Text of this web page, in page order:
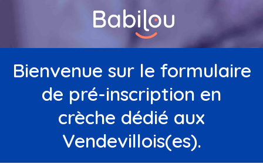
Bienvenue sur le formulaire
de pré-inscription en
crèche dédié aux
Vendevillois(es).